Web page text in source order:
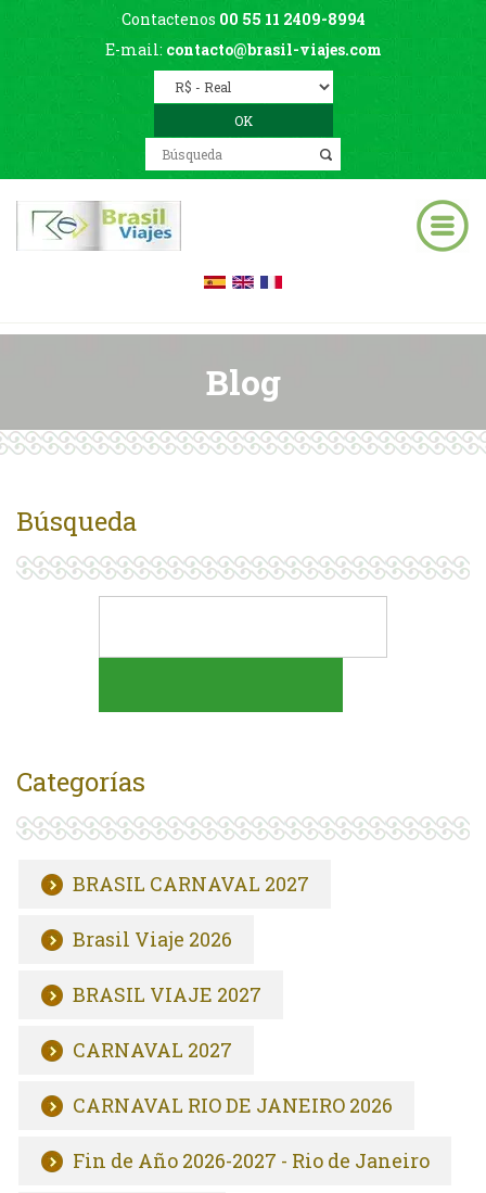
Contactenos 00 55 11 2409-8994
E-mail: contacto@brasil-viajes.com
Blog
Búsqueda
Categorías
BRASIL CARNAVAL 2027
Brasil Viaje 2026
BRASIL VIAJE 2027
CARNAVAL 2027
CARNAVAL RIO DE JANEIRO 2026
Fin de Año 2026-2027 - Rio de Janeiro